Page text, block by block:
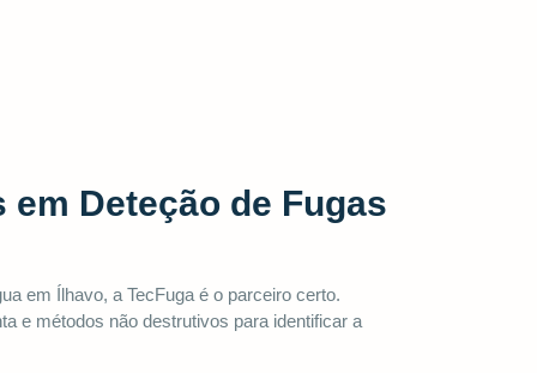
Deteção de Fugas
em Ílhavo, a TecFuga é o parceiro certo.
e métodos não destrutivos para identificar a